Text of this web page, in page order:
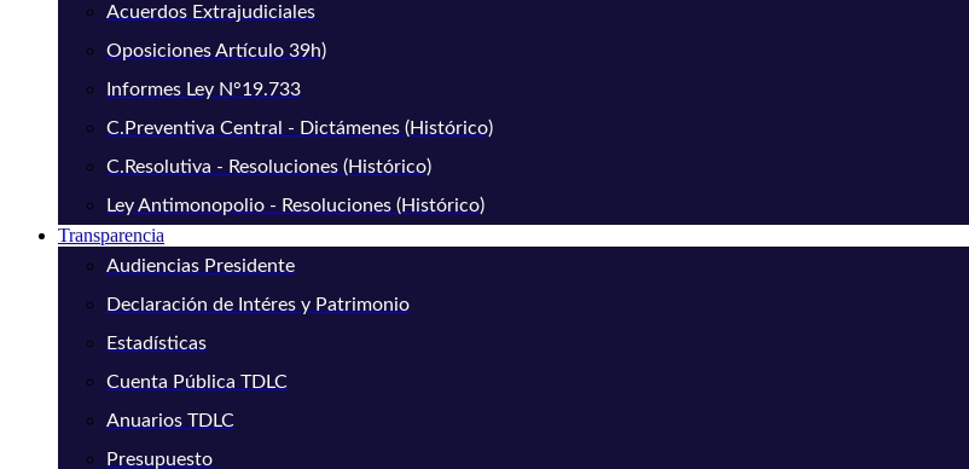
Acuerdos Extrajudiciales
Oposiciones Artículo 39h)
Informes Ley N°19.733
C.Preventiva Central - Dictámenes (Histórico)
C.Resolutiva - Resoluciones (Histórico)
Ley Antimonopolio - Resoluciones (Histórico)
Transparencia
Audiencias Presidente
Declaración de Intéres y Patrimonio
Estadísticas
Cuenta Pública TDLC
Anuarios TDLC
Presupuesto